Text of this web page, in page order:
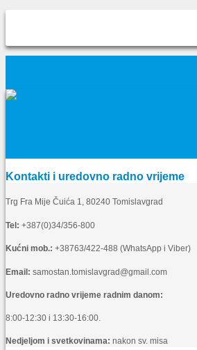
Kontakti i uredovno radno vrijeme
Trg Fra Mije Čuića 1, 80240 Tomislavgrad
Tel: +387(0)34/356-800
Kućni mob.: +38763/422-488 (WhatsApp i Viber)
Email: samostan.tomislavgrad@gmail.com
Uredovno radno vrijeme radnim danom:
8:00-12:30 i 13:30-16:00.
Nedjeljom i svetkovinama: nakon sv. misa